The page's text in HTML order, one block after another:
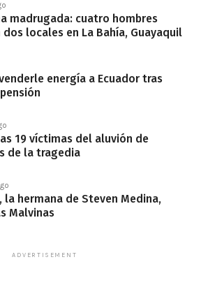
madrugada: cuatro hombres
locales en La Bahía, Guayaquil
energía a Ecuador tras
19 víctimas del aluvión de
de la tragedia
la hermana de Steven Medina,
Malvinas
ADVERTISEMENT